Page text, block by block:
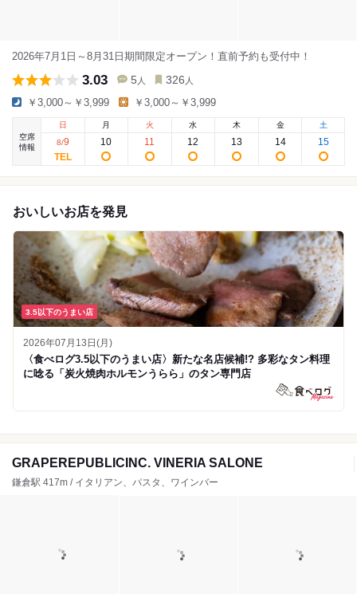
2026年7月1日～8月31日期間限定オープン！直前予約も受付中！
3.03 5 人 326 人
￥3,000～￥3,999 ￥3,000～￥3,999
空席
情報
日
8/9
月
10
火
11
水
12
木
13
金
14
土
15
おいしいお店を発見
3.5以下のうまい店
2026年07月13日(月)
〈食べログ3.5以下のうまい店〉新たな名店候補!? 多彩なタン料理
に唸る「炭火焼肉ホルモンうらら」のタン専門店
GRAPEREPUBLICINC. VINERIA SALONE
鎌倉駅 417m / イタリアン、パスタ、ワインバー